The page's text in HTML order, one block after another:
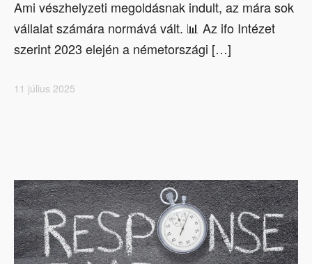
Ami vészhelyzeti megoldásnak indult, az mára sok
vállalat számára normává vált. 📊 Az ifo Intézet
szerint 2023 elején a németországi […]
11 július 2025